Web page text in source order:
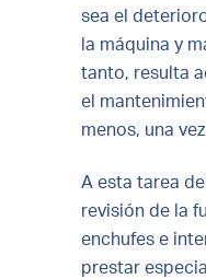
sea el
la máquina y
tanto, resulta
el
menos, una
A esta tarea
revisión de la
enchufes e
prestar